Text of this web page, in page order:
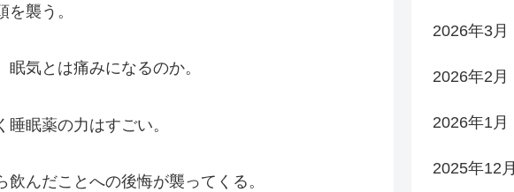
襲う。
気とは痛みになるのか。
眠薬の力はすごい。
んだことへの後悔が襲ってくる。
2026年3月
2026年2月
2026年1月
2025年12月